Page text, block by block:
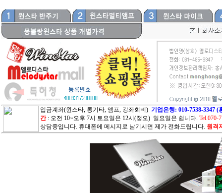
입금계좌(윈스타, 통기타, 앰프, 강좌회비) 기업은행: 010-7538-3347
간 : 오전 10~오후 7시 토요일은 12시(정오) 일요일은 쉽니다. Tel.070-
상담중입니다. 휴대폰에 메시지로 남기시면 제가 전화드립니다. 원격